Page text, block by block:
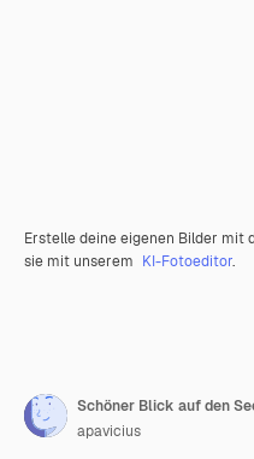
Erstelle deine eigenen Bilder mit
sie mit unserem KI-Fotoeditor.
apavicius